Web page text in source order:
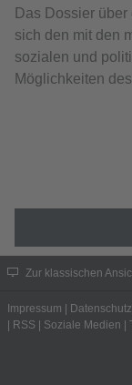
Das Dossier
sich den mit den
sozialen und
Möglichkeiten
Zur klassischen
Impressum Datenschutz
RSS Soziale Medien